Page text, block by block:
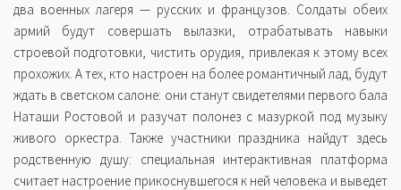
два военных лагеря — русских и французов. Солдаты обеих
армий будут совершать вылазки, отрабатывать навыки
строевой подготовки, чистить орудия, привлекая к этому всех
прохожих. А тех, кто настроен на более романтичный лад, будут
ждать в светском салоне: они станут свидетелями первого бала
Наташи Ростовой и разучат полонез с мазуркой под музыку
живого оркестра. Также участники праздника найдут здесь
родственную душу: специальная интерактивная платформа
считает настроение прикоснувшегося к ней человека и выведет